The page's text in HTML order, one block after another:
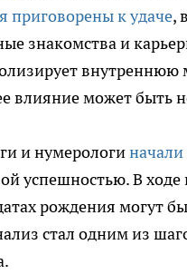
приговорены к удаче,
знакомства и
влияние может быть
и нумерологиначали
успешностью. В ходе
рождения могут
стал одним из